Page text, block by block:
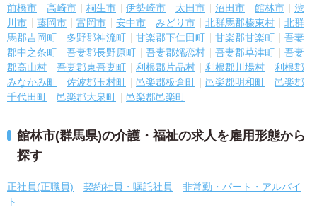
前橋市 高崎市 桐生市 伊勢崎市 太田市 沼田市 館林市
渋
川市
藤岡市 富岡市 安中市 みどり市 北群馬郡榛東村
北群
馬郡吉岡町
多野郡神流町 甘楽郡下仁田町 甘楽郡甘楽町
吾妻
郡中之条町
吾妻郡長野原町 吾妻郡嬬恋村 吾妻郡草津町
吾妻
郡高山村
吾妻郡東吾妻町 利根郡片品村 利根郡川場村
利根郡
みなかみ町
佐波郡玉村町 邑楽郡板倉町 邑楽郡明和町
邑楽郡
千代田町
邑楽郡大泉町 邑楽郡邑楽町
館林市(群馬県)の介護・福祉の求人を雇用形態から
探す
正社員(正職員) 契約社員・嘱託社員
非常勤・パート・アルバイ
ト